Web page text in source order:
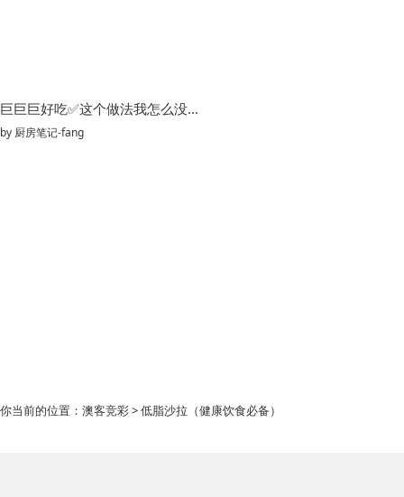
巨巨巨好吃✅这个做法我怎么没早点发现
by 厨房笔记-fang
你当前的位置： 澳客竞彩> 低脂沙拉（健康饮食必备）